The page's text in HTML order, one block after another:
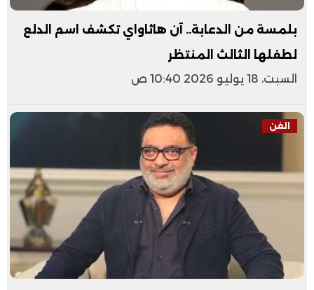
بلمسة من الدعابة.. آن هاثاواي تكشف اسم الدلع
لطفلها الثالث المنتظر
السبت، 18 يوليو 2026 10:40 ص
الفن